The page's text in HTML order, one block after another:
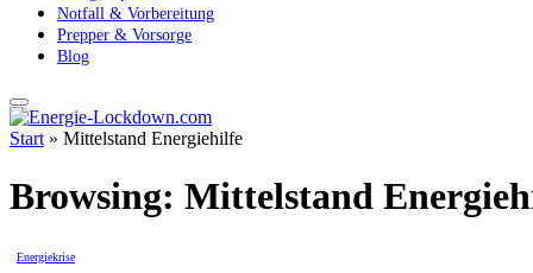
Notfall & Vorbereitung
Prepper & Vorsorge
Blog
Start » Mittelstand Energiehilfe
Browsing: Mittelstand
Energiekrise